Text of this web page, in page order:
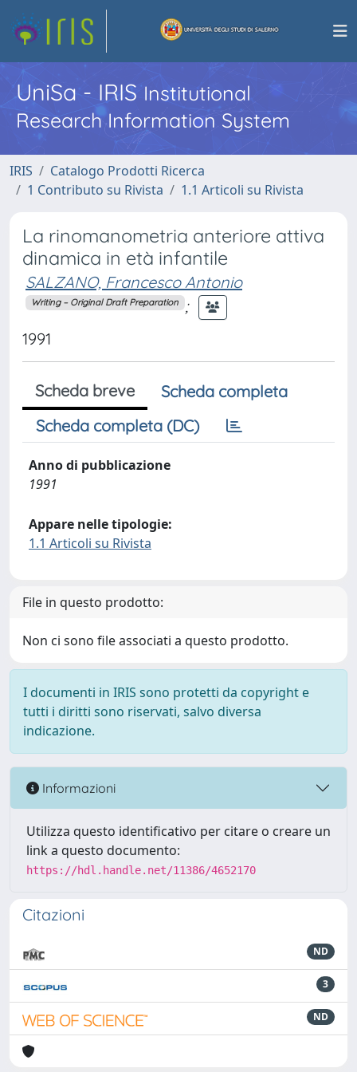
UniSa - IRISInstitutional
Research Information System
IRIS
Catalogo Prodotti Ricerca
1 Contributo su Rivista
1.1 Articoli su Rivista
La rinomanometria anteriore attiva
dinamica in età infantile
SALZANO, Francesco Antonio
Writing – Original Draft Preparation ;
1991
Scheda breve
Scheda completa
Scheda completa (DC)
Anno di pubblicazione
1991
Appare nelle tipologie:
1.1 Articoli su Rivista
File in questo prodotto:
Non ci sono file associati a questo prodotto.
I documenti in IRIS sono protetti da copyright e
tutti i diritti sono riservati, salvo diversa
indicazione.
Informazioni
Utilizza questo identificativo per citare o creare un
link a questo documento:
https://hdl.handle.net/11386/4652170
Citazioni
ND
3
ND